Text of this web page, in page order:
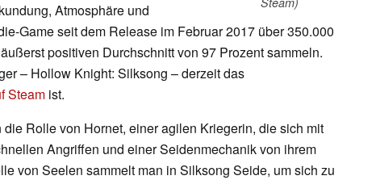
Atmosphäre und
Game seit dem Release im Februar 2017 über 350.000
positiven Durchschnitt von 97 Prozent sammeln.
– Hollow Knight: Silksong – derzeit das
Steam ist.
Rolle von Hornet, einer agilen Kriegerin, die sich mit
Angriffen und einer Seidenmechanik von ihrem
von Seelen sammelt man in Silksong Seide, um sich zu